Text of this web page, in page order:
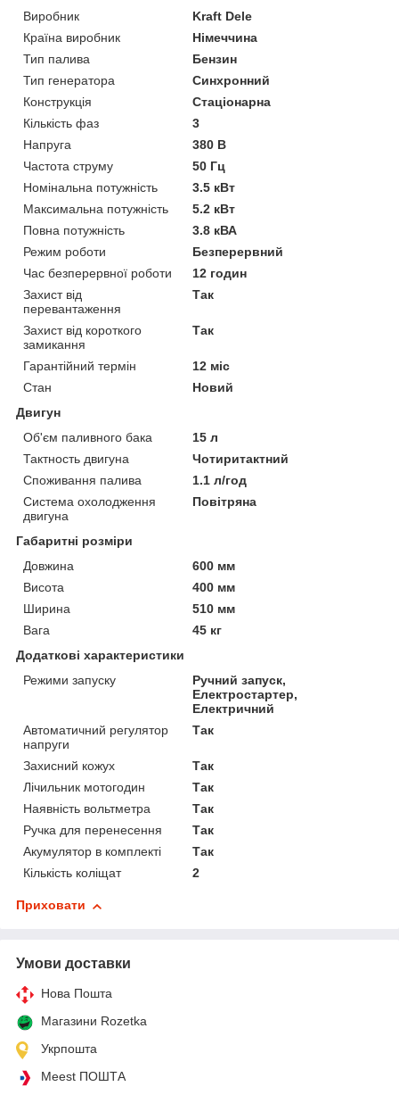
Виробник
Kraft Dele
Країна виробник
Німеччина
Тип палива
Бензин
Тип генератора
Синхронний
Конструкція
Стаціонарна
Кількість фаз
3
Напруга
380 В
Частота струму
50 Гц
Номінальна потужність
3.5 кВт
Максимальна потужність
5.2 кВт
Повна потужність
3.8 кВА
Режим роботи
Безперервний
Час безперервної роботи
12 годин
Захист від
перевантаження
Так
Захист від короткого
замикання
Так
Гарантійний термін
12 міс
Стан
Новий
Двигун
Об'єм паливного бака
15 л
Тактность двигуна
Чотиритактний
Споживання палива
1.1 л/год
Система охолодження
двигуна
Повітряна
Габаритні розміри
Довжина
600 мм
Висота
400 мм
Ширина
510 мм
Вага
45 кг
Додаткові характеристики
Режими запуску
Ручний запуск,
Електростартер,
Електричний
Автоматичний регулятор
напруги
Так
Захисний кожух
Так
Лічильник мотогодин
Так
Наявність вольтметра
Так
Ручка для перенесення
Так
Акумулятор в комплекті
Так
Кількість коліщат
2
Приховати
Умови доставки
Нова Пошта
Магазини Rozetka
Укрпошта
Meest ПОШТА